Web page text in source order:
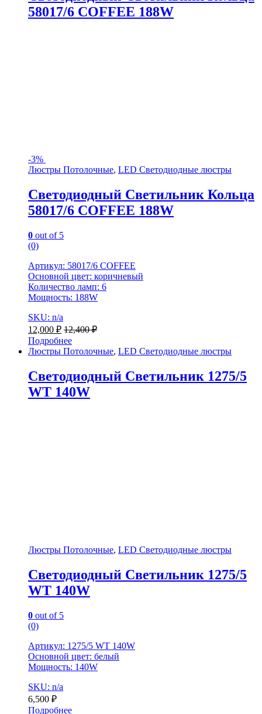
58017/6 COFFEE 188W
-3%
Люстры Потолочные, LED Светодиодные люстры
Светодиодный Светильник Кольца
58017/6 COFFEE 188W
0 out of 5
(0)
Артикул: 58017/6 COFFEE
Основной цвет: коричневый
Количество ламп: 6
Мощность: 188W
SKU: n/a
12,000 ₽ 12,400₽
Подробнее
Люстры Потолочные, LED Светодиодные люстры
Светодиодный Светильник 1275/5
WT 140W
Люстры Потолочные, LED Светодиодные люстры
Светодиодный Светильник 1275/5
WT 140W
0 out of 5
(0)
Артикул: 1275/5 WT 140W
Основной цвет: белый
Мощность: 140W
SKU: n/a
6,500 ₽
Подробнее